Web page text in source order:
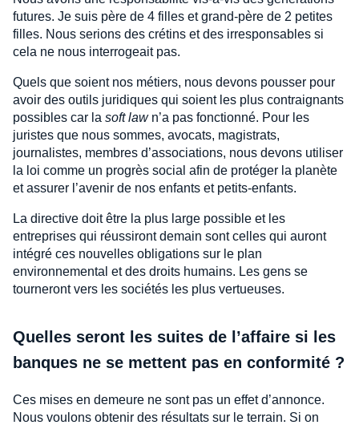
futures. Je suis père de 4 filles et grand-père de 2 petites
filles. Nous serions des crétins et des irresponsables si
cela ne nous interrogeait pas.
Quels que soient nos métiers, nous devons pousser pour
avoir des outils juridiques qui soient les plus contraignants
possibles car la soft lawn’a pas fonctionné. Pour les
juristes que nous sommes, avocats, magistrats,
journalistes, membres d’associations, nous devons utiliser
la loi comme un progrès social afin de protéger la planète
et assurer l’avenir de nos enfants et petits-enfants.
La directive doit être la plus large possible et les
entreprises qui réussiront demain sont celles qui auront
intégré ces nouvelles obligations sur le plan
environnemental et des droits humains. Les gens se
tourneront vers les sociétés les plus vertueuses.
Quelles seront les suites de l’affaire si les
banques ne se mettent pas en conformité ?
Ces mises en demeure ne sont pas un effet d’annonce.
Nous voulons obtenir des résultats sur le terrain. Si on